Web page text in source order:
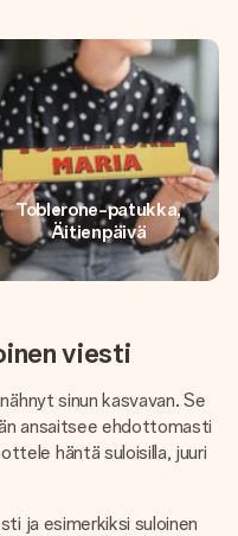
Toblerone-patukka,
Äitienpäivä
viesti
sinun kasvavan. Se
ansaitsee ehdottomasti
häntä suloisilla, juuri
ja esimerkiksi suloinen